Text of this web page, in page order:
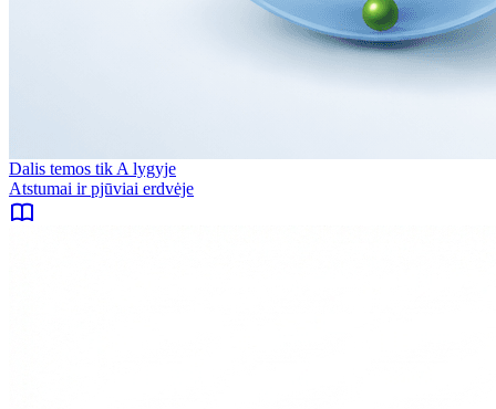
Dalis temos tik A lygyje
Atstumai ir pjūviai erdvėje